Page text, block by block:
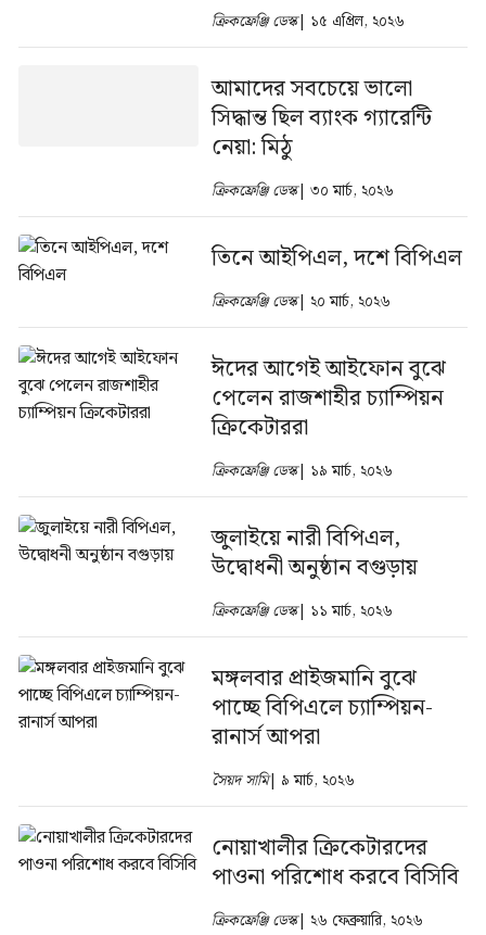
ক্রিকফ্রেঞ্জি ডেস্ক| ১৫ এপ্রিল, ২০২৬
আমাদের সবচেয়ে ভালো
সিদ্ধান্ত ছিল ব্যাংক গ্যারেন্টি
নেয়া: মিঠু
ক্রিকফ্রেঞ্জি ডেস্ক| ৩০ মার্চ, ২০২৬
তিনে আইপিএল, দশে বিপিএল
ক্রিকফ্রেঞ্জি ডেস্ক| ২০ মার্চ, ২০২৬
ঈদের আগেই আইফোন বুঝে
পেলেন রাজশাহীর চ্যাম্পিয়ন
ক্রিকেটাররা
ক্রিকফ্রেঞ্জি ডেস্ক| ১৯ মার্চ, ২০২৬
জুলাইয়ে নারী বিপিএল,
উদ্বোধনী অনুষ্ঠান বগুড়ায়
ক্রিকফ্রেঞ্জি ডেস্ক| ১১ মার্চ, ২০২৬
মঙ্গলবার প্রাইজমানি বুঝে
পাচ্ছে বিপিএলে চ্যাম্পিয়ন-
রানার্স আপরা
সৈয়দ সামি| ৯ মার্চ, ২০২৬
নোয়াখালীর ক্রিকেটারদের
পাওনা পরিশোধ করবে বিসিবি
ক্রিকফ্রেঞ্জি ডেস্ক| ২৬ ফেব্রুয়ারি, ২০২৬